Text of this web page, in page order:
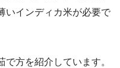
いインディカ米が必要で
方を紹介しています。